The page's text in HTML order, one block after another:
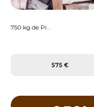
750 kg de Pi...
575 €